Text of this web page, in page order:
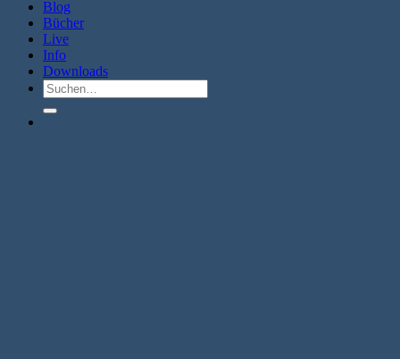
Blog
Bücher
Live
Info
Downloads
Suche
nach: